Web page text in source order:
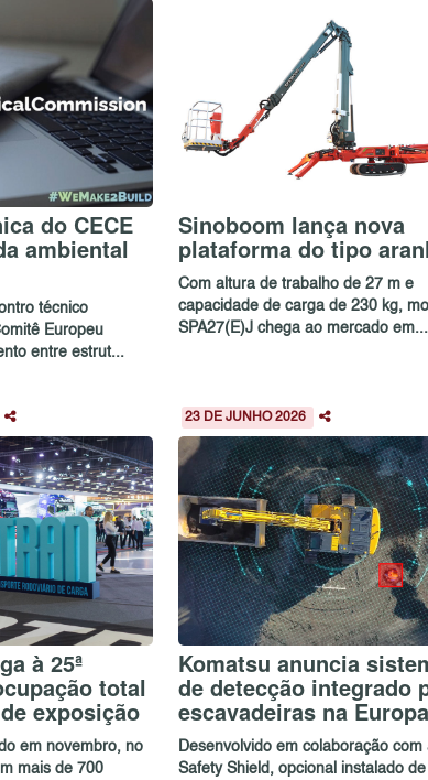
do CECE
ambiental
técnico
Europeu
entre estrut...
Sinoboom lança nova
plataforma do tipo
Com altura de trabalho de 27 m e
capacidade de carga de 230 kg,
SPA27(E)J chega ao mercado em...
à 25ª
total
exposição
em novembro, no
mais de 700
23 DE JUNHO 2026
Komatsu anuncia
de detecção integrado
escavadeiras na Europa
Desenvolvido em colaboração com
Safety Shield, opcional instalado de